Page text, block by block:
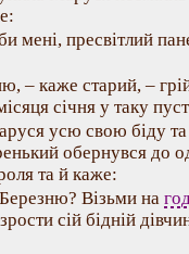
мені, пресвітлий
– каже старий, –
січня у таку
усю свою біду
обернувся до
та й каже:
Візьми на
сій бідній